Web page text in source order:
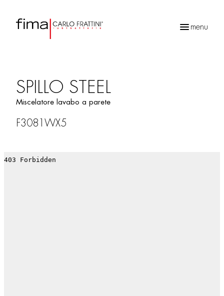
menu
SPILLO STEEL
Miscelatore lavabo a parete
F3081WX5